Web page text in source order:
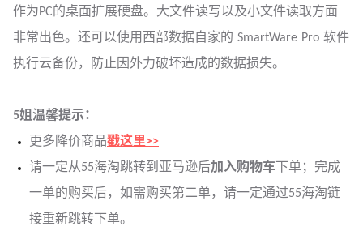
作为PC的桌面扩展硬盘。大文件读写以及小文件读取方面
非常出色。还可以使用西部数据自家的 SmartWare Pro 软件
执行云备份，防止因外力破坏造成的数据损失。
5姐温馨提示：
更多降价商品戳这里>>
请一定从55海淘跳转到亚马逊后加入购物车 下单；完成
一单的购买后，如需购买第二单，请一定通过55海淘链
接重新跳转下单。